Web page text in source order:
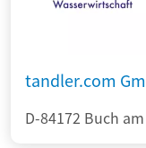
tandler.com
D-84172 Buch